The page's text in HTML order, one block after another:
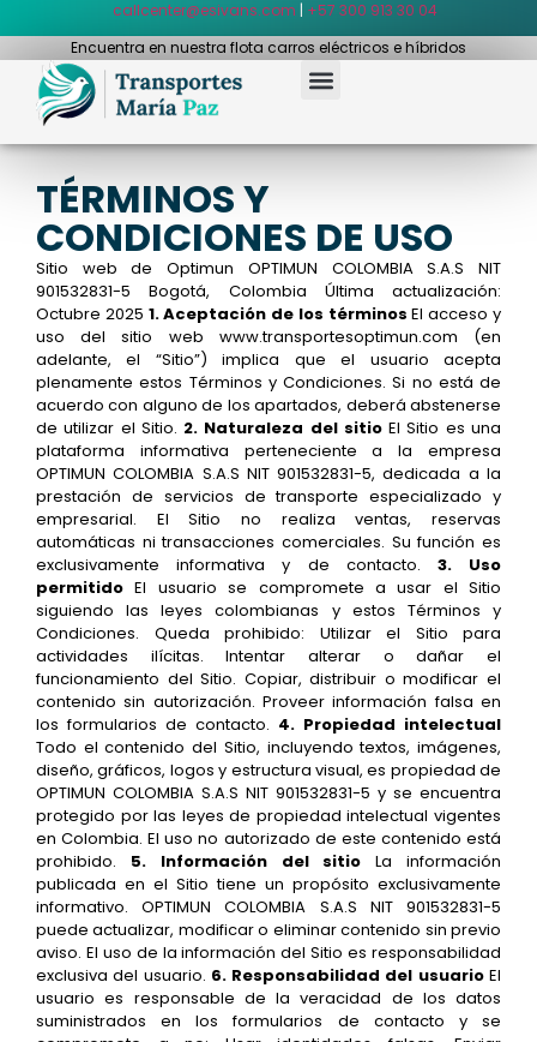
callcenter@esivans.com | +57 300 913 30 04
Encuentra en nuestra flota carros eléctricos e híbridos
TÉRMINOS Y
CONDICIONES DE USO​
Sitio web de Optimun OPTIMUN COLOMBIA S.A.S NIT
901532831-5 Bogotá, Colombia Última actualización:
Octubre 2025 1. Aceptación de los términos El acceso y
uso del sitio web www.transportesoptimun.com (en
adelante, el “Sitio”) implica que el usuario acepta
plenamente estos Términos y Condiciones. Si no está de
acuerdo con alguno de los apartados, deberá abstenerse
de utilizar el Sitio. 2. Naturaleza del sitioEl Sitio es una
plataforma informativa perteneciente a la empresa
OPTIMUN COLOMBIA S.A.S NIT 901532831-5, dedicada a la
prestación de servicios de transporte especializado y
empresarial. El Sitio no realiza ventas, reservas
automáticas ni transacciones comerciales. Su función es
exclusivamente informativa y de contacto. 3. Uso
permitido El usuario se compromete a usar el Sitio
siguiendo las leyes colombianas y estos Términos y
Condiciones. Queda prohibido: Utilizar el Sitio para
actividades ilícitas. Intentar alterar o dañar el
funcionamiento del Sitio. Copiar, distribuir o modificar el
contenido sin autorización. Proveer información falsa en
los formularios de contacto. 4. Propiedad intelectual
Todo el contenido del Sitio, incluyendo textos, imágenes,
diseño, gráficos, logos y estructura visual, es propiedad de
OPTIMUN COLOMBIA S.A.S NIT 901532831-5 y se encuentra
protegido por las leyes de propiedad intelectual vigentes
en Colombia. El uso no autorizado de este contenido está
prohibido. 5. Información del sitio La información
publicada en el Sitio tiene un propósito exclusivamente
informativo. OPTIMUN COLOMBIA S.A.S NIT 901532831-5
puede actualizar, modificar o eliminar contenido sin previo
aviso. El uso de la información del Sitio es responsabilidad
exclusiva del usuario. 6. Responsabilidad del usuarioEl
usuario es responsable de la veracidad de los datos
suministrados en los formularios de contacto y se